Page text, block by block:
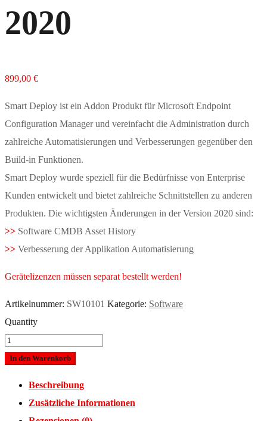
2020
899,00 €
Smart Deploy ist ein Addon Produkt für Microsoft Endpoint
Configuration Manager und vereinfacht die Administration durch
zahlreiche Automatisierungen und Verbesserungen gegenüber den
Build-in Funktionen.
Smart Deploy wurde speziell für die Bedürfnisse von Enterprise
Kunden entwickelt und bietet zahlreiche Schnittstellen zu anderen
Produkten. Die wichtigsten Änderungen in der Version 2020 sind:
>> Software CMDB Asset History
>> Verbesserung der Applikation Automatisierung
Gerätelizenzen müssen separat bestellt werden!
Artikelnummer: SW10101 Kategorie: Software
Quantity
In den Warenkorb
Beschreibung
Zusätzliche Informationen